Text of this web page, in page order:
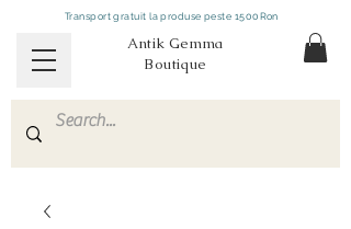
Antik Gemma
Boutique
Transport gratuit la produse peste 1500Ron